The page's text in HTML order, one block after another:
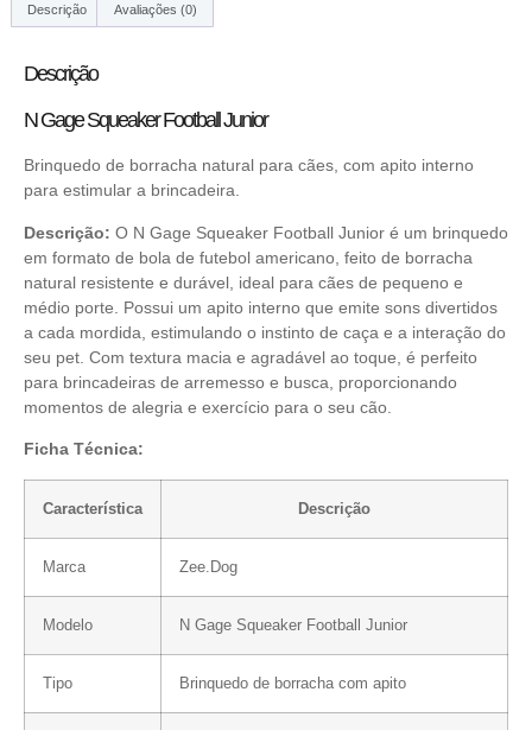
Descrição Avaliações (0)
Descrição
N Gage Squeaker Football Junior
Brinquedo de borracha natural para cães, com apito interno
para estimular a brincadeira.
Descrição: O N Gage Squeaker Football Junior é um brinquedo
em formato de bola de futebol americano, feito de borracha
natural resistente e durável, ideal para cães de pequeno e
médio porte. Possui um apito interno que emite sons divertidos
a cada mordida, estimulando o instinto de caça e a interação do
seu pet. Com textura macia e agradável ao toque, é perfeito
para brincadeiras de arremesso e busca, proporcionando
momentos de alegria e exercício para o seu cão.
Ficha Técnica:
Característica Descrição
Marca Zee.Dog
Modelo N Gage Squeaker Football Junior
Tipo Brinquedo de borracha com apito